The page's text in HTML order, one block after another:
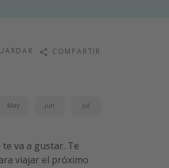
COMPARTIR
May Jun Jul
va a gustar. Te
viajar el próximo